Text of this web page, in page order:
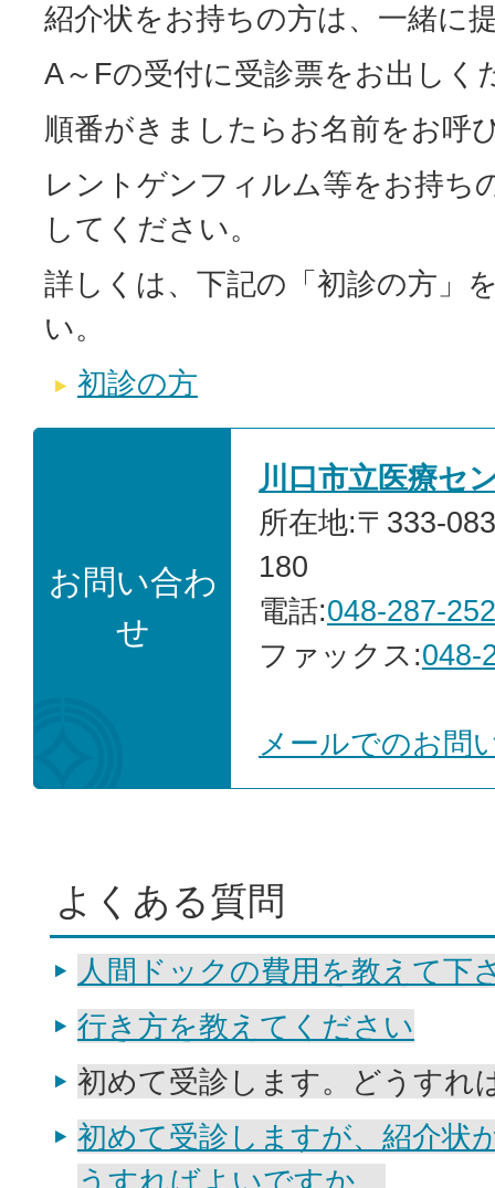
紹介状をお持ちの方は、一緒に
A～Fの受付に受診票をお出しく
順番がきましたらお名前をお呼
レントゲンフィルム等をお持ち
してください。
詳しくは、下記の「初診の方」
い。
初診の方
お問い合わ
せ
川口市立医療セ
所在地:〒333-
180
電話:048-287-
ファックス:048-
メールでのお問
よくある質問
人間ドックの費用を教えて下
行き方を教えてください
初めて受診します。どうすれ
初めて受診しますが、紹介状